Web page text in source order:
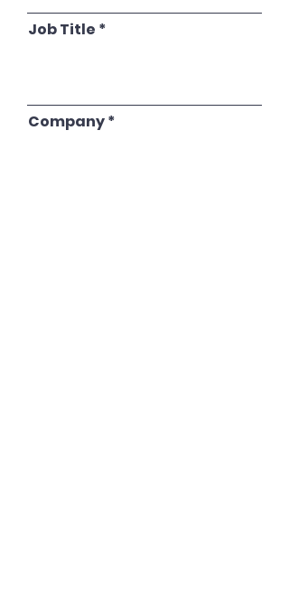
Job Title
Company